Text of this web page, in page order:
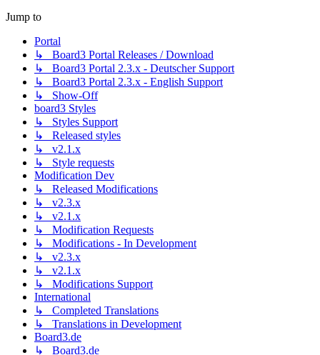
Jump to
Portal
↳ Board3 Portal Releases / Download
↳ Board3 Portal 2.3.x - Deutscher Support
↳ Board3 Portal 2.3.x - English Support
↳ Show-Off
board3 Styles
↳ Styles Support
↳ Released styles
↳ v2.1.x
↳ Style requests
Modification Dev
↳ Released Modifications
↳ v2.3.x
↳ v2.1.x
↳ Modification Requests
↳ Modifications - In Development
↳ v2.3.x
↳ v2.1.x
↳ Modifications Support
International
↳ Completed Translations
↳ Translations in Development
Board3.de
↳ Board3.de